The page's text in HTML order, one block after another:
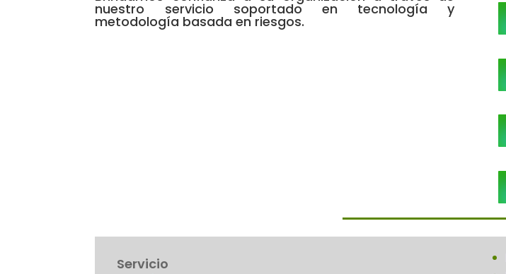
nuestro servicio soportado en tecnología y
metodología basada en riesgos.
Servicio